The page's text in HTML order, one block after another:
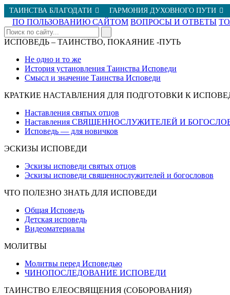
ТАИНСТВА БЛАГОДАТИ ГАРМОНИЯ ДУХОВНОГО ПУТИ
ПО ПОЛЬЗОВАНИЮ САЙТОМ ВОПРОСЫ И ОТВЕТЫ
ИСПОВЕДЬ – ТАИНСТВО, ПОКАЯНИЕ -ПУТЬ
Не одно и то же
История установления Таинства Исповеди
Смысл и значение Таинства Исповеди
КРАТКИЕ НАСТАВЛЕНИЯ ДЛЯ ПОДГОТОВКИ К
Наставления святых отцов
Наставления СВЯЩЕННОСЛУЖИТЕЛЕЙ И
Исповедь — для новичков
ЭСКИЗЫ ИСПОВЕДИ
Эскизы исповеди святых отцов
Эскизы исповеди священнослужителей и богословов
ЧТО ПОЛЕЗНО ЗНАТЬ ДЛЯ ИСПОВЕДИ
Общая Исповедь
Детская исповедь
Видеоматериалы
МОЛИТВЫ
Молитвы перед Исповедью
ЧИНОПОСЛЕДОВАНИЕ ИСПОВЕДИ
ТАИНСТВО ЕЛЕОСВЯЩЕНИЯ (СОБОРОВАНИЯ)